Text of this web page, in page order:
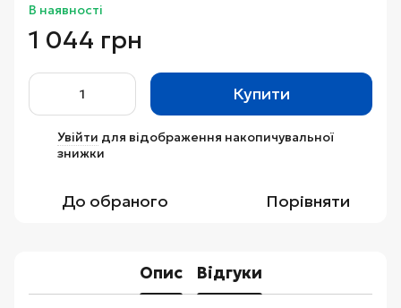
В наявності
1 044 грн
Купити
Увійти для відображення накопичувальної
знижки
До обраного Порівняти
Опис Відгуки